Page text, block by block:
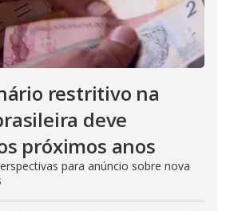
restritivo na
deve
próximos anos
para anúncio sobre nova